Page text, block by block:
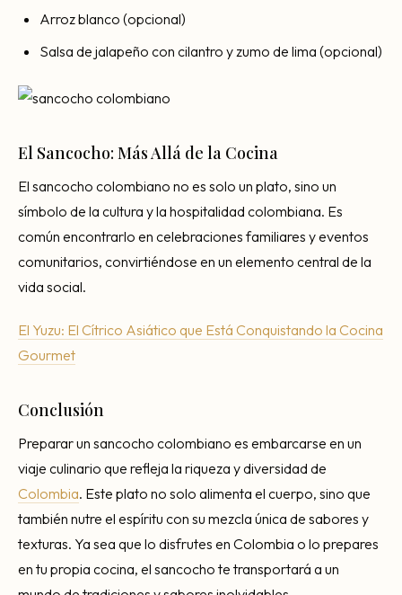
Arroz blanco (opcional)
Salsa de jalapeño con cilantro y zumo de lima (opcional)
El Sancocho: Más Allá de la Cocina
El sancocho colombiano no es solo un plato, sino un
símbolo de la cultura y la hospitalidad colombiana. Es
común encontrarlo en celebraciones familiares y eventos
comunitarios, convirtiéndose en un elemento central de la
vida social.
El Yuzu: El Cítrico Asiático que Está Conquistando la Cocina
Gourmet
Conclusión
Preparar un sancocho colombiano es embarcarse en un
viaje culinario que refleja la riqueza y diversidad de
Colombia. Este plato no solo alimenta el cuerpo, sino que
también nutre el espíritu con su mezcla única de sabores y
texturas. Ya sea que lo disfrutes en Colombia o lo prepares
en tu propia cocina, el sancocho te transportará a un